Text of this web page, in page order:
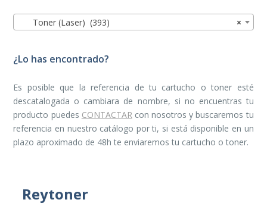
×
Toner (Laser) (393)
¿Lo has encontrado?
Es posible que la referencia de tu cartucho o toner esté
descatalogada o cambiara de nombre, si no encuentras tu
producto puedes CONTACTARcon nosotros y buscaremos tu
referencia en nuestro catálogo por ti, si está disponible en un
plazo aproximado de 48h te enviaremos tu cartucho o toner.
Reytoner